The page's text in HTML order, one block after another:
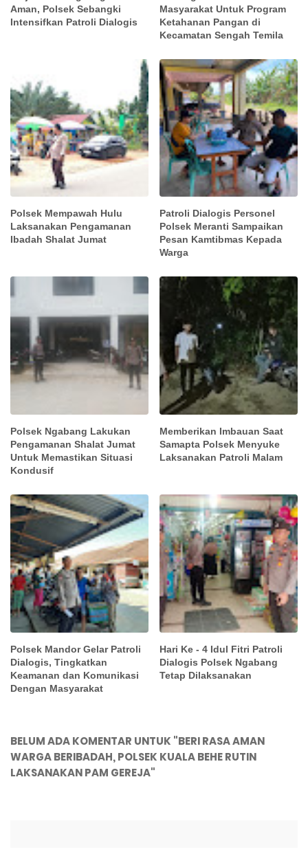
Aman, Polsek Sebangki
Intensifkan Patroli Dialogis
Masyarakat Untuk Program
Ketahanan Pangan di
Kecamatan Sengah Temila
Polsek Mempawah Hulu
Laksanakan Pengamanan
Ibadah Shalat Jumat
Patroli Dialogis Personel
Polsek Meranti Sampaikan
Pesan Kamtibmas Kepada
Warga
Polsek Ngabang Lakukan
Pengamanan Shalat Jumat
Untuk Memastikan Situasi
Kondusif
Memberikan Imbauan Saat
Samapta Polsek Menyuke
Laksanakan Patroli Malam
Polsek Mandor Gelar Patroli
Dialogis, Tingkatkan
Keamanan dan Komunikasi
Dengan Masyarakat
Hari Ke - 4 Idul Fitri Patroli
Dialogis Polsek Ngabang
Tetap Dilaksanakan
BELUM ADA KOMENTAR UNTUK "BERI RASA AMAN
WARGA BERIBADAH, POLSEK KUALA BEHE RUTIN
LAKSANAKAN PAM GEREJA"